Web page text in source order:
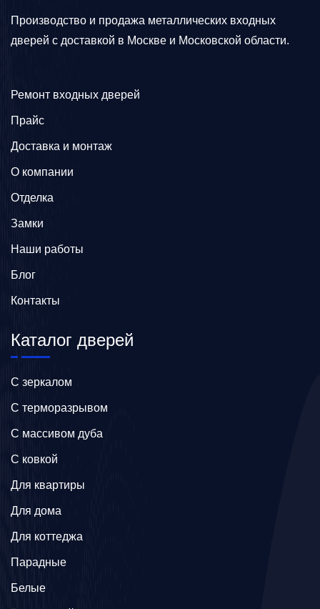
Производство и продажа металлических входных
дверей с доставкой в Москве и Московской области.
Ремонт входных дверей
Прайс
Доставка и монтаж
О компании
Отделка
Замки
Наши работы
Блог
Контакты
Каталог дверей
C зеркалом
C терморазрывом
C массивом дуба
C ковкой
Для квартиры
Для дома
Для коттеджа
Парадные
Белые